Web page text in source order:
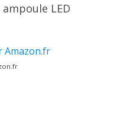
LED
Amazon.fr